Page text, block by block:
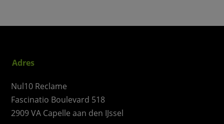
Adres
Nul10 Reclame
Fascinatio Boulevard 518
2909 VA Capelle aan den IJssel